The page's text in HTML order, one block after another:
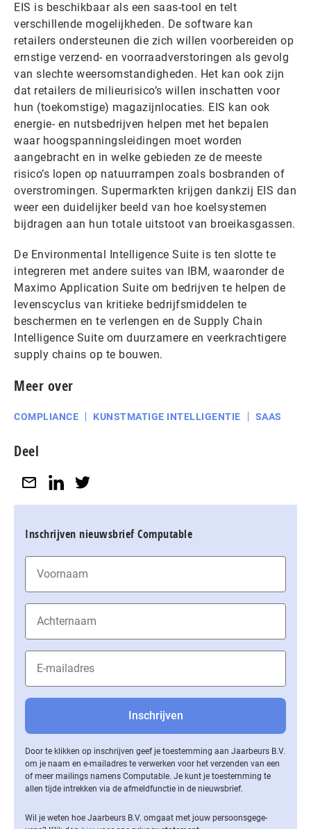
EIS is beschikbaar als een saas-tool en telt
verschillende mogelijkheden. De software kan
retailers ondersteunen die zich willen voorbereiden op
ernstige verzend- en voorraadverstoringen als gevolg
van slechte weersomstandigheden. Het kan ook zijn
dat retailers de milieurisico’s willen inschatten voor
hun (toekomstige) magazijnlocaties. EIS kan ook
energie- en nutsbedrijven helpen met het bepalen
waar hoogspanningsleidingen moet worden
aangebracht en in welke gebieden ze de meeste
risico’s lopen op natuurrampen zoals bosbranden of
overstromingen. Supermarkten krijgen dankzij EIS dan
weer een duidelijker beeld van hoe koelsystemen
bijdragen aan hun totale uitstoot van broeikasgassen.
De Environmental Intelligence Suite is ten slotte te
integreren met andere suites van IBM, waaronder de
Maximo Application Suite om bedrijven te helpen de
levenscyclus van kritieke bedrijfsmiddelen te
beschermen en te verlengen en de Supply Chain
Intelligence Suite om duurzamere en veerkrachtigere
supply chains op te bouwen.
Meer over
COMPLIANCE KUNSTMATIGE INTELLIGENTIE SAAS
Deel
Inschrijven nieuwsbrief Computable
Door te klikken op inschrijven geef je toestemming aan Jaarbeurs B.V.
om je naam en e-mailadres te verwerken voor het verzenden van een
of meer mailings namens Computable. Je kunt je toestemming te
allen tijde intrekken via de af­meld­func­tie in de nieuwsbrief.
Wil je weten hoe Jaarbeurs B.V. omgaat met jouw per­soons­ge­ge­